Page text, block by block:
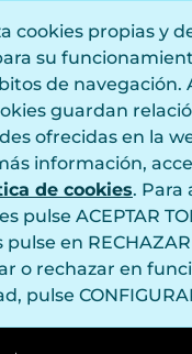
cookies propias y
su
de navegación.
guardan
ofrecidas en la
información,
de cookies. Para
pulse ACEPTAR
en RECHAZAR
o rechazar en
pulse